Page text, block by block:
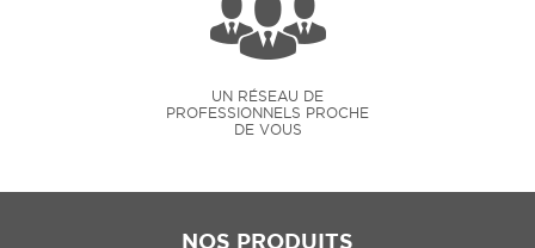
UN RÉSEAU DE
PROFESSIONNELS PROCHE
DE VOUS
NOS PRODUITS